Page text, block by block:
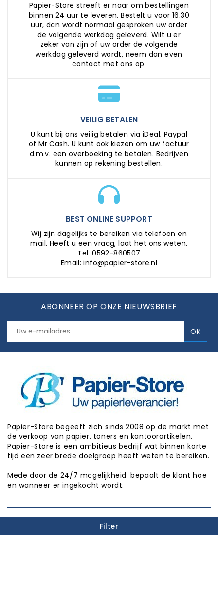
Papier-Store streeft er naar om bestellingen
binnen 24 uur te leveren. Bestelt u voor 16.30
uur, dan wordt normaal gesproken uw order
de volgende werkdag geleverd. Wilt u er
zeker van zijn of uw order de volgende
werkdag geleverd wordt, neem dan even
contact met ons op.
VEILIG BETALEN
U kunt bij ons veilig betalen via iDeal, Paypal
of Mr Cash. U kunt ook kiezen om uw factuur
d.m.v. een overboeking te betalen. Bedrijven
kunnen op rekening bestellen.
BEST ONLINE SUPPORT
Wij zijn dagelijks te bereiken via telefoon en
mail. Heeft u een vraag, laat het ons weten.
Tel. 0592-860507
Email: info@papier-store.nl
ABONNEER OP ONZE NIEUWSBRIEF
Papier-Store begeeft zich sinds 2008 op de markt met
de verkoop van papier. toners en kantoorartikelen.
Papier-Store is een ambitieus bedrijf wat binnen korte
tijd een zeer brede doelgroep heeft weten te bereiken.
Mede door de 24/7 mogelijkheid, bepaalt de klant hoe
en wanneer er ingekocht wordt.
Filter